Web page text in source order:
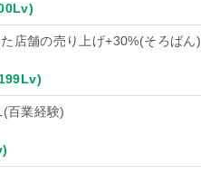
た店舗の売り上げ+30%(そろばん)
百業経験)